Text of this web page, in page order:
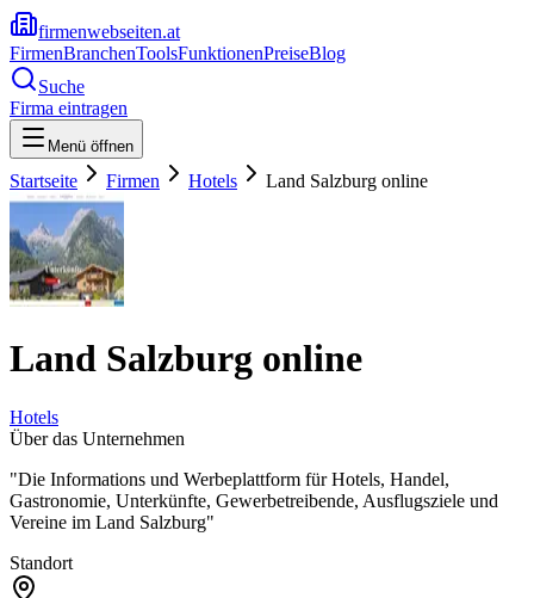
firmenwebseiten.at
FirmenBranchenToolsFunktionenPreiseBlog
Suche
Firma eintragen
Menü öffnen
Startseite Firmen Hotels Land Salzburg online
Land Salzburg online
Hotels
Über das Unternehmen
"Die Informations und Werbeplattform für Hotels, Handel,
Gastronomie, Unterkünfte, Gewerbetreibende, Ausflugsziele und
Vereine im Land Salzburg"
Standort